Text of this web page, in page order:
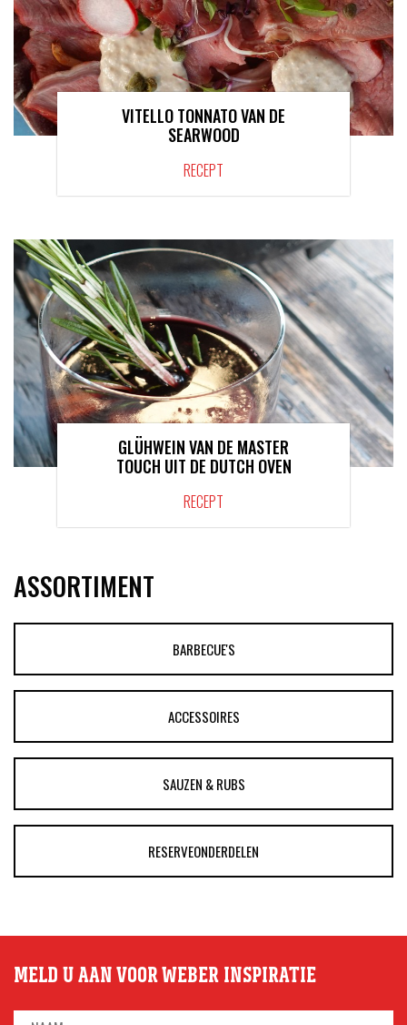
VITELLO TONNATO VAN DE
SEARWOOD
RECEPT
GLÜHWEIN VAN DE MASTER
TOUCH UIT DE DUTCH OVEN
RECEPT
ASSORTIMENT
BARBECUE'S
ACCESSOIRES
SAUZEN & RUBS
RESERVEONDERDELEN
MELD U AAN VOOR WEBER INSPIRATIE